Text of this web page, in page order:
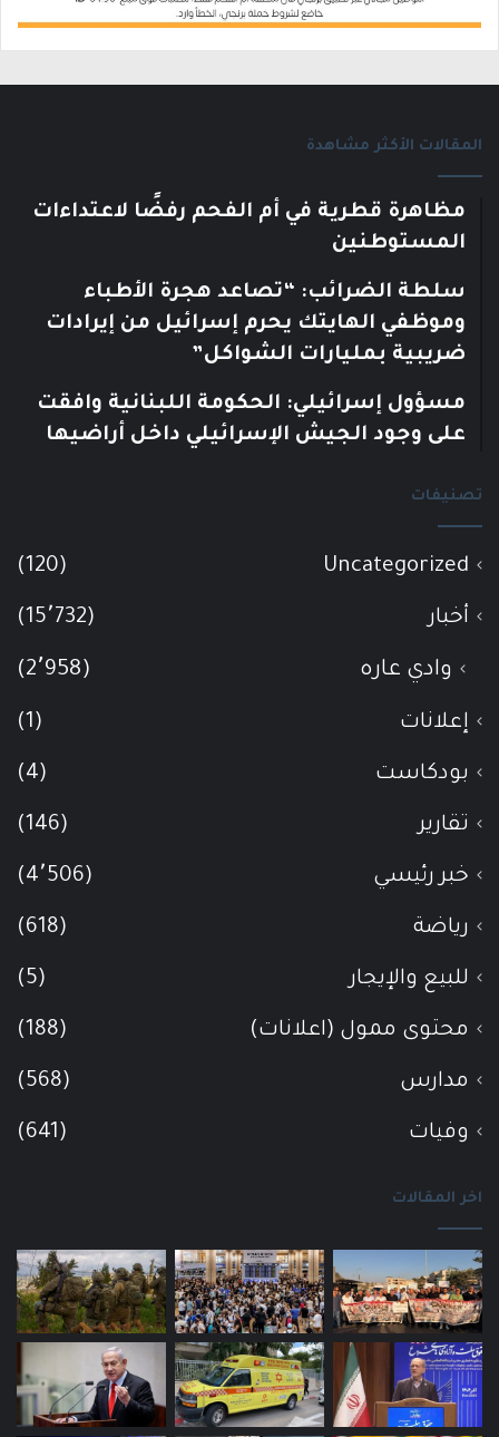
المقالات الأكثر مشاهدة
مظاهرة قطرية في أم الفحم رفضًا لاعتداءات
المستوطنين
سلطة الضرائب: “تصاعد هجرة الأطباء
وموظفي الهايتك يحرم إسرائيل من إيرادات
ضريبية بمليارات الشواكل”
مسؤول إسرائيلي: الحكومة اللبنانية وافقت
على وجود الجيش الإسرائيلي داخل أراضيها
تصنيفات
Uncategorized
(120)
أخبار (15٬732)
وادي عاره (2٬958)
إعلانات (1)
بودكاست (4)
تقارير (146)
خبر رئيسي (4٬506)
رياضة (618)
للبيع والإيجار (5)
محتوى ممول (اعلانات) (188)
مدارس (568)
وفيات (641)
اخر المقالات